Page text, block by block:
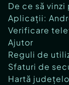
De ce să
Aplicații:
Verificare
Ajutor
Reguli de
Sfaturi de
Hartă